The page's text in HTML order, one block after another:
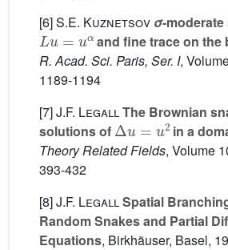
[6]S.E. Kuznetsov σ-
Lu=uα
and fine trace on the
R. Acad. Sci. Paris, Ser. I,
1189-1194
[7]J.F. LegallThe Brownian
solutions of
Δu=u2
in a
Theory Related Fields, Volume
393-432
[8]J.F. LegallSpatial
Random Snakes and Partial
Equations, Birkhäuser, Basel,